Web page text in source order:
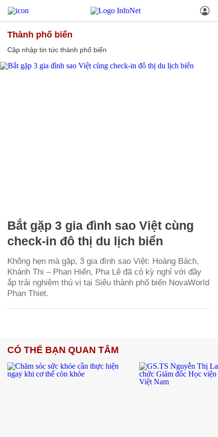
thành phố biển
Cập nhập tin tức thành phố biển
Bắt gặp 3 gia đình sao Việt cùng
check-in đô thị du lịch biển
Không hẹn mà gặp, 3 gia đình sao Việt: Hoàng Bách,
Khánh Thi – Phan Hiển, Pha Lê đã có kỳ nghỉ với đầy
ắp trải nghiệm thú vị tại Siêu thành phố biển NovaWorld
Phan Thiet.
CÓ THỂ BẠN QUAN TÂM